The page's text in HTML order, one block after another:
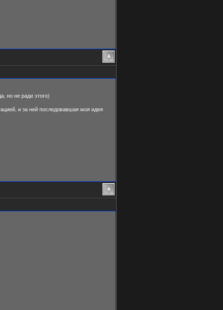
но не ради этого)
и за ней последовавшая моя идея